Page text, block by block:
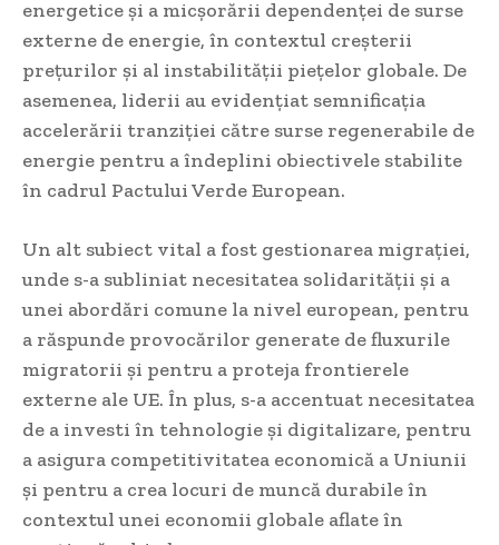
energetice și a micșorării dependenței de surse
externe de energie, în contextul creșterii
prețurilor și al instabilității piețelor globale. De
asemenea, liderii au evidențiat semnificația
accelerării tranziției către surse regenerabile de
energie pentru a îndeplini obiectivele stabilite
în cadrul Pactului Verde European.
Un alt subiect vital a fost gestionarea migrației,
unde s-a subliniat necesitatea solidarității și a
unei abordări comune la nivel european, pentru
a răspunde provocărilor generate de fluxurile
migratorii și pentru a proteja frontierele
externe ale UE. În plus, s-a accentuat necesitatea
de a investi în tehnologie și digitalizare, pentru
a asigura competitivitatea economică a Uniunii
și pentru a crea locuri de muncă durabile în
contextul unei economii globale aflate în